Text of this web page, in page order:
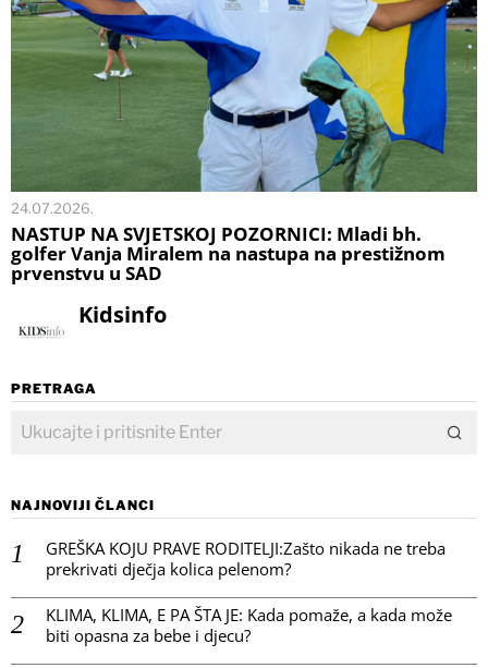
24.07.2026.
NASTUP NA SVJETSKOJ POZORNICI: Mladi bh.
golfer Vanja Miralem na nastupa na prestižnom
prvenstvu u SAD
Kidsinfo
PRETRAGA
NAJNOVIJI ČLANCI
GREŠKA KOJU PRAVE RODITELJI:Zašto nikada ne treba
prekrivati dječja kolica pelenom?
KLIMA, KLIMA, E PA ŠTA JE: Kada pomaže, a kada može
biti opasna za bebe i djecu?